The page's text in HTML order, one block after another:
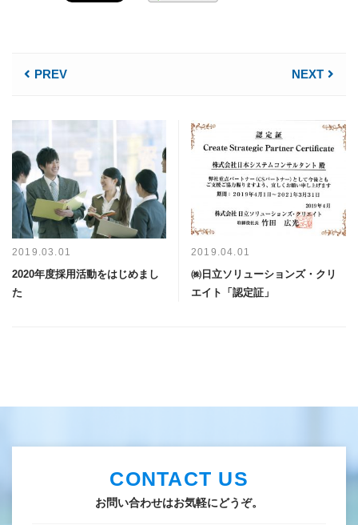
PREV NEXT
2019.03.01
2020年度採用活動をはじめまし
た
2019.04.01
㈱日立ソリューションズ・クリ
エイト「認定証」
CONTACT US
お問い合わせはお気軽にどうぞ。